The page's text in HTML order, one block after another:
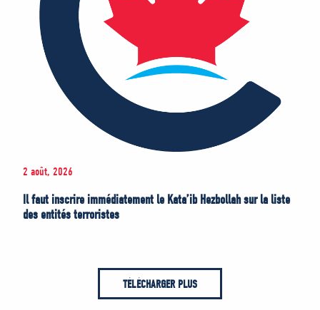
2 août, 2026
Il faut inscrire immédiatement le Kata’ib Hezbollah sur la liste
des entités terroristes
TÉLÉCHARGER PLUS